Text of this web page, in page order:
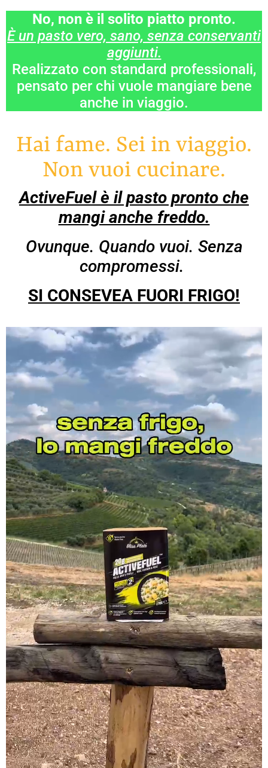
No, non è il solito piatto pronto.
È un pasto vero, sano, senza conservanti
aggiunti.
Realizzato con standard professionali,
pensato per chi vuole mangiare bene
anche in viaggio.
Hai fame. Sei in viaggio.
Non vuoi cucinare.
ActiveFuel è il pasto pronto che
mangi anche freddo.
Ovunque. Quando vuoi. Senza
compromessi.
SI CONSEVEA FUORI FRIGO!